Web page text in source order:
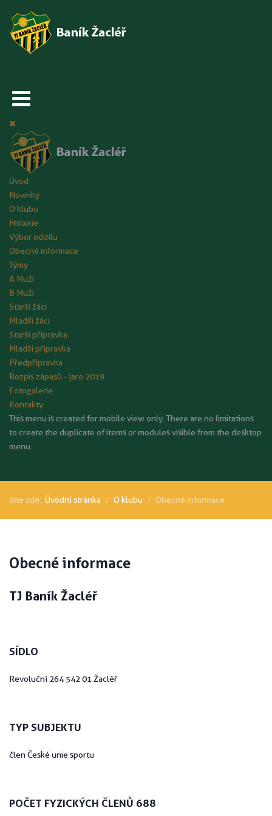
Úvod
Novinky
O klubu
Historie
Výbor oddílu
Obecné informace
Týmy
A Muži
B Muži
Starší žáci
Mladší žáci
Starší přípravka
Mladší přípravka
Předpřípravka
Rozpis zápasů - jaro 2019
Fotogalerie
Kontakty
This menu is created for mobile view only. There are no limitations
to create the duplicate of items or modules visible from the desktop
menu.
Jste zde: Úvodní stránka O klubu Obecné informace
Obecné informace
TJ Baník Žacléř
SÍDLO
Revoluční 264 542 01 Žacléř
TYP SUBJEKTU
člen České unie sportu
POČET FYZICKÝCH ČLENŮ 688